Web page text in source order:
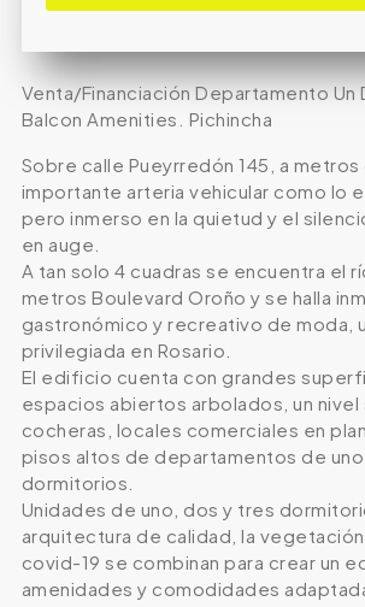
Venta/Financiación Departamento Un
Balcon Amenities. Pichincha
Sobre calle Pueyrredón 145, a metros
importante arteria vehicular como lo
pero inmerso en la quietud y el
en auge.
A tan solo 4 cuadras se encuentra el
metros Boulevard Oroño y se halla
gastronómico y recreativo de moda,
privilegiada en Rosario.
El edificio cuenta con grandes
espacios abiertos arbolados, un
cocheras, locales comerciales en
pisos altos de departamentos de
dormitorios.
Unidades de uno, dos y tres
arquitectura de calidad, la
covid-19 se combinan para crear un
amenidades y comodidades